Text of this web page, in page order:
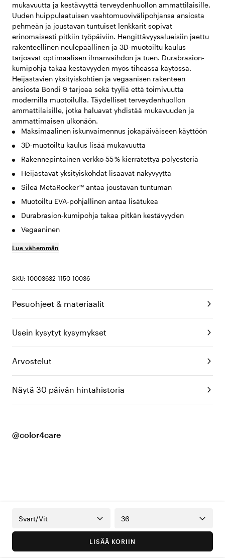
mukavuutta ja kestävyyttä terveydenhuollon ammattilaisille.
Uuden huippulaatuisen vaahtomuovivälipohjansa ansiosta
pehmeän ja joustavan tuntuiset lenkkarit sopivat
erinomaisesti pitkiin työpäiviin. Hengittävyysalueisiin jaettu
rakenteellinen neulepäällinen ja 3D-muotoiltu kaulus
tarjoavat optimaalisen ilmanvaihdon ja tuen. Durabrasion-
kumipohja takaa kestävyyden myös tiheässä käytössä.
Heijastavien yksityiskohtien ja vegaanisen rakenteen
ansiosta Bondi 9 tarjoaa sekä tyyliä että toimivuutta
modernilla muotoilulla. Täydelliset terveydenhuollon
ammattilaisille, jotka haluavat yhdistää mukavuuden ja
ammattimaisen ulkonäön.
Maksimaalinen iskunvaimennus jokapäiväiseen käyttöön
3D-muotoiltu kaulus lisää mukavuutta
Rakennepintainen verkko 55 % kierrätettyä polyesteriä
Heijastavat yksityiskohdat lisäävät näkyvyyttä
Sileä MetaRocker™ antaa joustavan tuntuman
Muotoiltu EVA-pohjallinen antaa lisätukea
Durabrasion-kumipohja takaa pitkän kestävyyden
Vegaaninen
Lue vähemmän
SKU: 10003632-1150-10036
Pesuohjeet & materiaalit
Usein kysytyt kysymykset
Arvostelut
Näytä 30 päivän hintahistoria
@color4care
Svart/Vit 36
LISÄÄ KORIIN